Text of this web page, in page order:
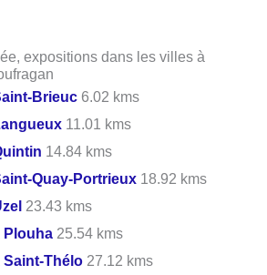
expositions dans les villes à
Brieuc 6.02 kms
11.01 kms
14.84 kms
Quay-Portrieux 18.92 kms
23.43 kms
Plouha 25.54 kms
Saint-Thélo 27.12 kms